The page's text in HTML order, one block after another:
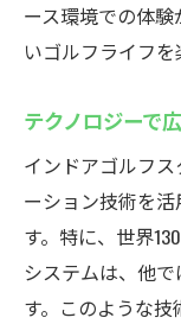
ース環境での体
いゴルフライフ
テクノロジーで
インドアゴルフス
ーション技術を
す。特に、世界
システムは、他
す。このような